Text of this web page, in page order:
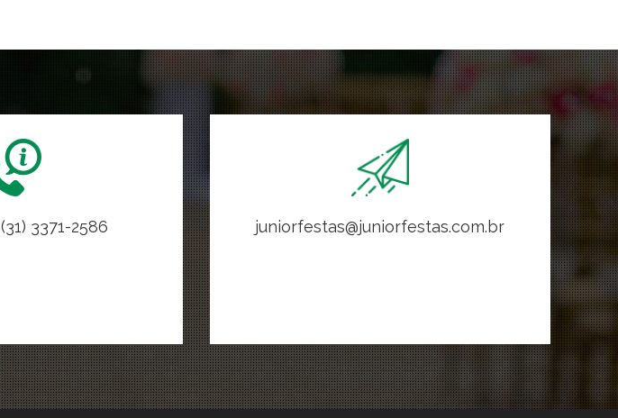
(31) 3371-2586 juniorfestas@juniorfestas.com.br